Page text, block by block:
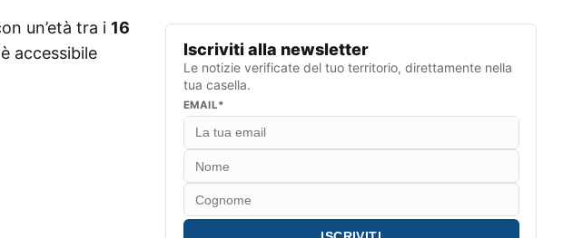
un’età tra i 16
accessibile
Iscriviti alla newsletter
Le notizie verificate del tuo territorio, direttamente nella
tua casella.
EMAIL*